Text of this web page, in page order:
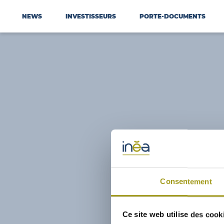
Consentement
Ce site web utilise des
NEWS INVESTISSEURS PORTE-DOCUMENTS